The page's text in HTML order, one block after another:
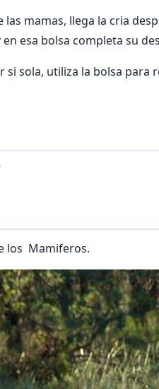
mamas, llega la cria
esa bolsa completa su
si sola, utiliza la bolsa para
los Mamiferos.